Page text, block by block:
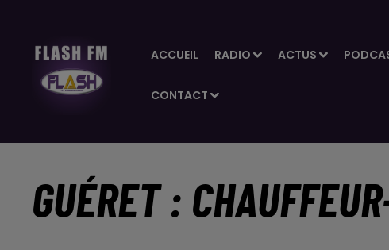
ACCUEIL RADIO ACTUS
CONTACT
GUÉRET :